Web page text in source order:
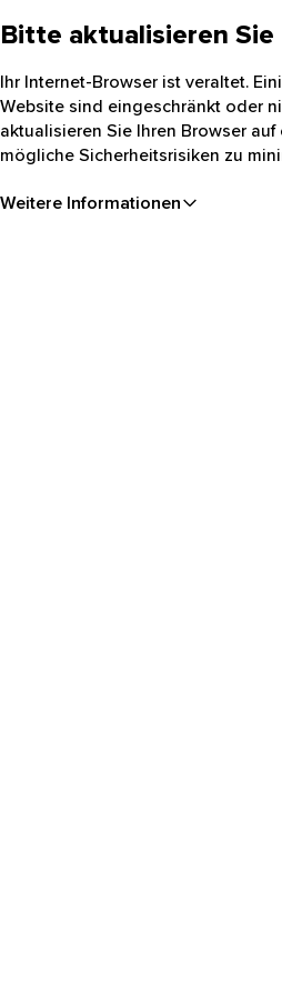
Bitte aktualisieren Sie
Ihr Internet-Browser ist veraltet.
Website sind eingeschränkt oder
aktualisieren Sie Ihren Browser auf
mögliche Sicherheitsrisiken zu
Weitere Informationen